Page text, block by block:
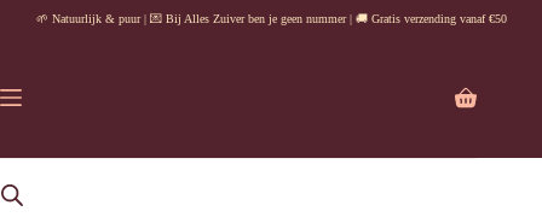
🌱 Natuurlijk & puur | 💌 Bij Alles Zuiver ben je geen nummer | 🚚 Gratis verzending vanaf €50